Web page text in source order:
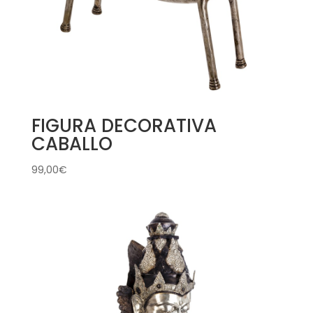
FIGURA DECORATIVA
CABALLO
99,00€